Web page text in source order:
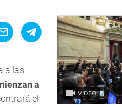
a las
a
el
VIDEO